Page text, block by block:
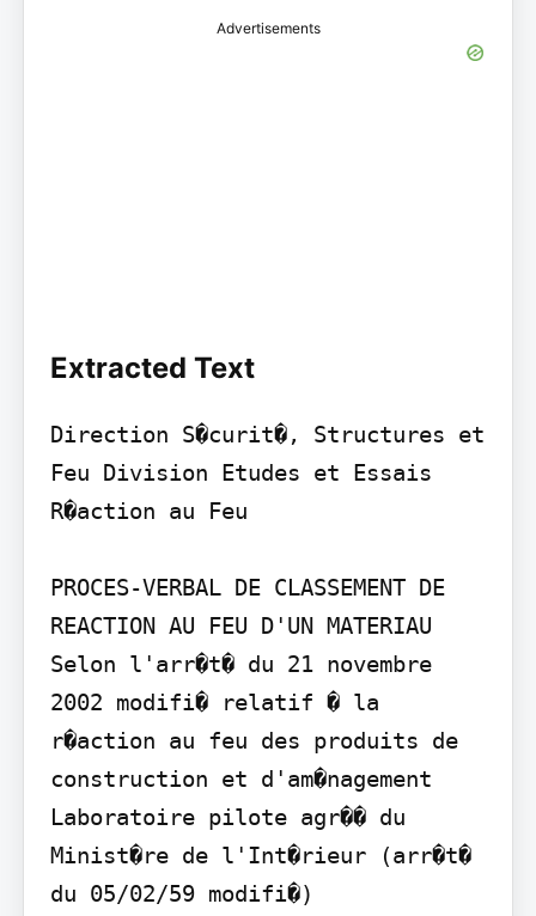
Advertisements
Extracted Text
Direction S�curit�, Structures et
Feu Division Etudes et Essais
R�action au Feu
PROCES-VERBAL DE CLASSEMENT DE
REACTION AU FEU D'UN MATERIAU
Selon l'arr�t� du 21 novembre
2002 modifi� relatif � la
r�action au feu des produits de
construction et d'am�nagement
Laboratoire pilote agr�� du
Minist�re de l'Int�rieur (arr�t�
du 05/02/59 modifi�)